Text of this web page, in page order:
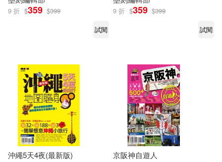
9 折 $359 $399
試閱
9 折 $359 $399
試閱
沖繩5天4夜(最新版)
京阪神自遊人